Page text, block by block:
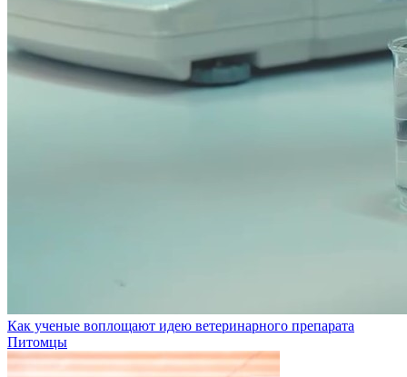
Как ученые воплощают идею ветеринарного препарата
Питомцы